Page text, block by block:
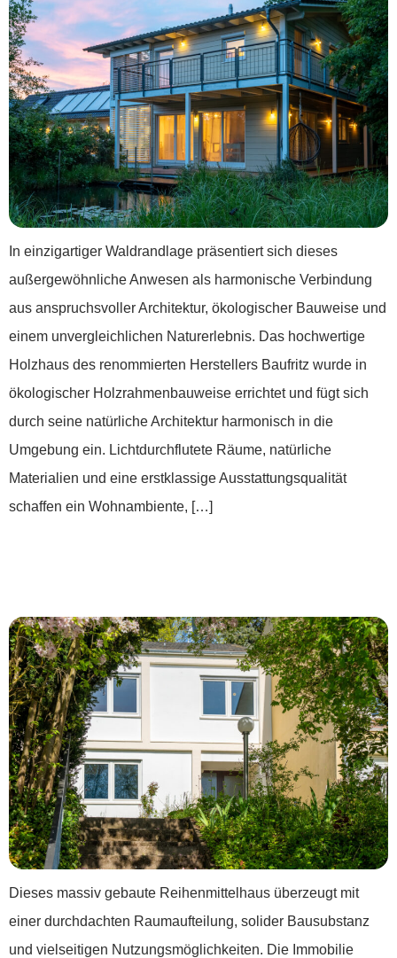
In einzigartiger Waldrandlage präsentiert sich dieses
außergewöhnliche Anwesen als harmonische Verbindung
aus anspruchsvoller Architektur, ökologischer Bauweise und
einem unvergleichlichen Naturerlebnis. Das hochwertige
Holzhaus des renommierten Herstellers Baufritz wurde in
ökologischer Holzrahmenbauweise errichtet und fügt sich
durch seine natürliche Architektur harmonisch in die
Umgebung ein. Lichtdurchflutete Räume, natürliche
Materialien und eine erstklassige Ausstattungsqualität
schaffen ein Wohnambiente, […]
Dieses massiv gebaute Reihenmittelhaus überzeugt mit
einer durchdachten Raumaufteilung, solider Bausubstanz
und vielseitigen Nutzungsmöglichkeiten. Die Immobilie